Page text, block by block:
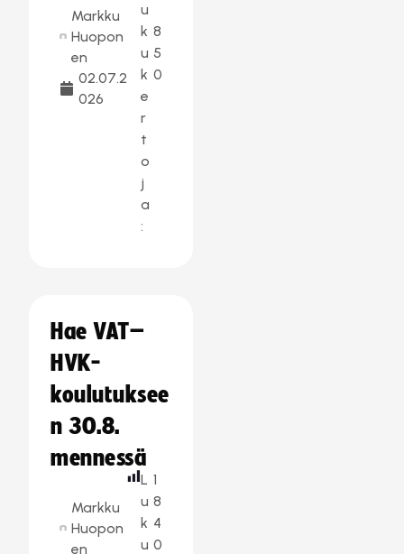
Markku
Huopon
en
02.07.2
026
u
k
u
k
e
r
t
o
j
a
:
8
5
0
Hae VAT–
HVK-
koulutuksee
n 30.8.
mennessä
Markku
Huopon
en
L
u
k
u
1
8
4
0